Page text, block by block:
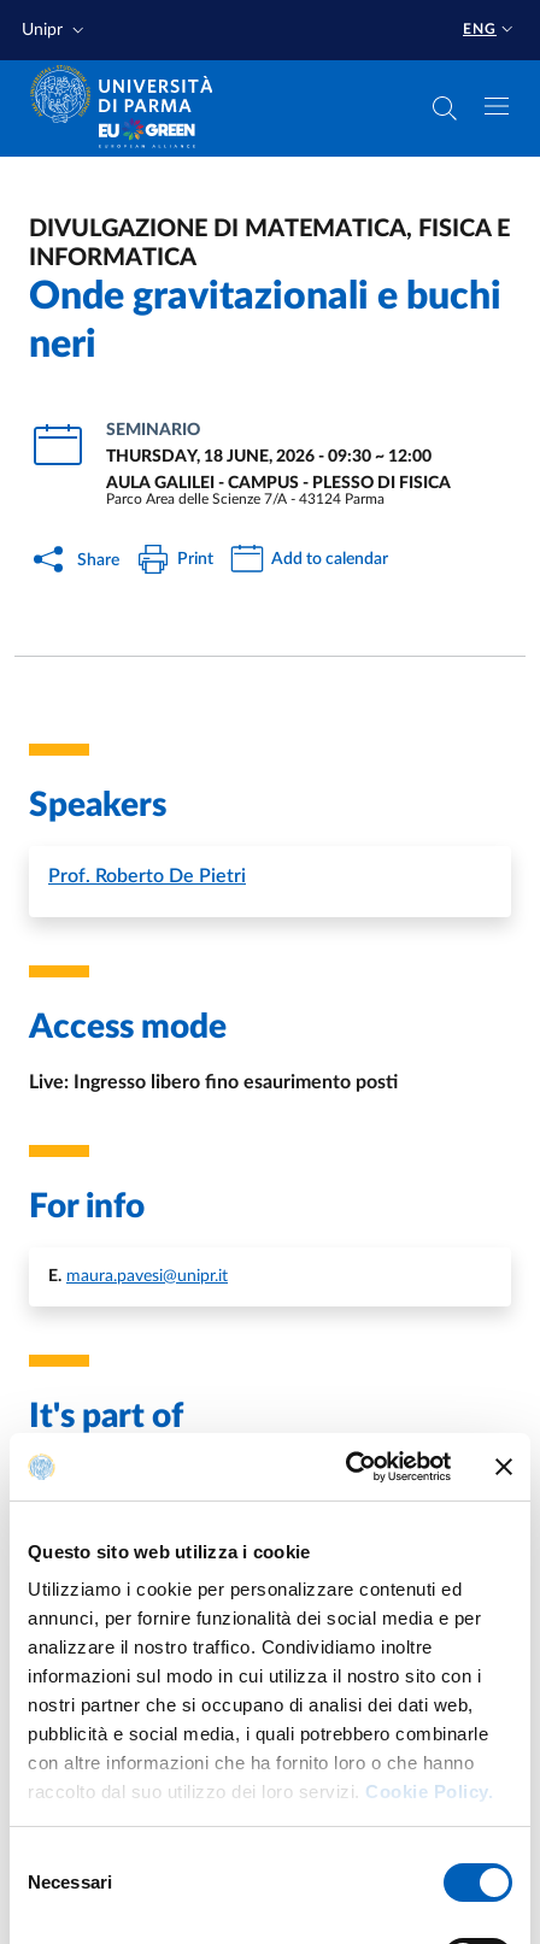
Questo sito web utilizza i cookie
Utilizziamo i cookie per personalizzare contenuti ed
annunci, per fornire funzionalità dei social media e per
analizzare il nostro traffico. Condividiamo inoltre
informazioni sul modo in cui utilizza il nostro sito con i
nostri partner che si occupano di analisi dei dati web,
pubblicità e social media, i quali potrebbero combinarle
con altre informazioni che ha fornito loro o che hanno
raccolto dal suo utilizzo dei loro servizi. Cookie Policy.
delNecessari
Unipr ENG
DIVULGAZIONE DI MATEMATICA, FISICA E
INFORMATICA
Onde gravitazionali e buchi
neri
SEMINARIO
THURSDAY, 18 JUNE, 2026 - 09:30 ~ 12:00
AULA GALILEI - CAMPUS - PLESSO DI FISICA
Parco Area delle Scienze 7/A - 43124 Parma
Share Print Add to calendar
Speakers
Prof. Roberto De Pietri
Access mode
Live: Ingresso libero fino esaurimento posti
For info
E. maura.pavesi@unipr.it
It's part of
Divulgazione di matematica, fisica e informatica
MONDAY 1 JANUARY 2024
Map
+